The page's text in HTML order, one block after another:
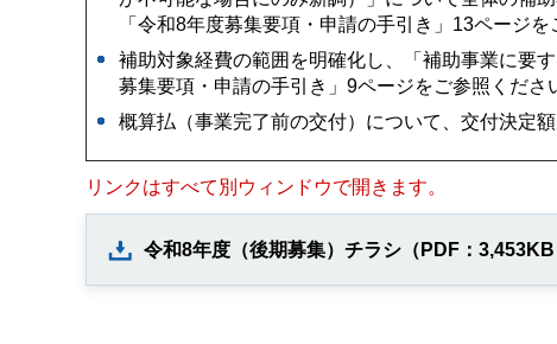
「令和8年度募集要項・申請の手引き」13ページを
補助対象経費の範囲を明確化し、「補助事業に要
募集要項・申請の手引き」9ページをご参照くださ
概算払（事業完了前の交付）について、交付決定
リンクはすべて別ウィンドウで開きます。
令和8年度（後期募集）チラシ（PDF：3,453KB